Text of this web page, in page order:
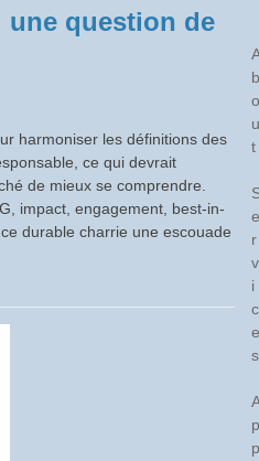
une question de
harmoniser les définitions des
ce qui devrait
de mieux se comprendre.
impact, engagement, best-in-
durable charrie une escouade
b
o
u
t
e
r
v
i
c
e
s
p
p